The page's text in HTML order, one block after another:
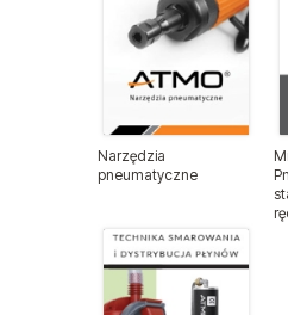
Pneumatyczne
Pneumatyczne
zapadkowe
Pneumatyczne
Pistolety
Pistolety
Narzędzia
pneumatyczne